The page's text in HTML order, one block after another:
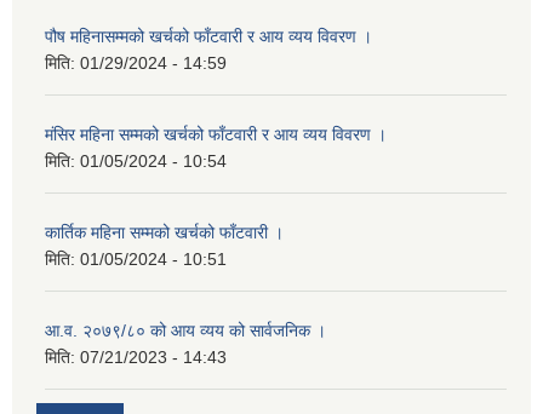
पौष महिनासम्मको खर्चको फाँटवारी र आय व्यय विवरण ।
मिति: 01/29/2024 - 14:59
मंसिर महिना सम्मको खर्चको फाँटवारी र आय व्यय विवरण ।
मिति: 01/05/2024 - 10:54
कार्तिक महिना सम्मको खर्चको फाँटवारी ।
मिति: 01/05/2024 - 10:51
आ.व. २०७९/८० को आय व्यय को सार्वजनिक ।
मिति: 07/21/2023 - 14:43